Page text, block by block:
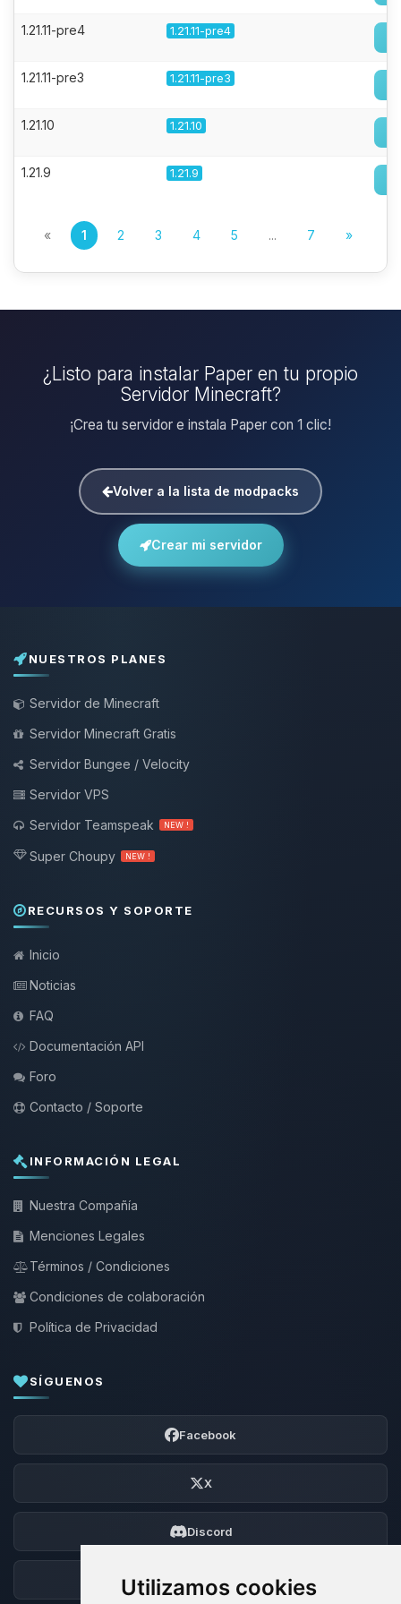
Utilizamos cookies
1.21.11-pre4 1.21.11-pre4
1.21.11-pre3 1.21.11-pre3
1.21.10 1.21.10
1.21.9 1.21.9
« 1 2 3 4 5 ... 7 »
¿Listo para instalar Paper en tu propio
Servidor Minecraft?
¡Crea tu servidor e instala Paper con 1 clic!
Volver a la lista de modpacks
Crear mi servidor
NUESTROS PLANES
Servidor de Minecraft
Servidor Minecraft Gratis
Servidor Bungee / Velocity
Servidor VPS
Servidor Teamspeak
NEW !
Super Choupy NEW !
RECURSOS Y SOPORTE
Inicio
Noticias
FAQ
Documentación API
Foro
Contacto / Soporte
INFORMACIÓN LEGAL
Nuestra Compañía
Menciones Legales
Términos / Condiciones
Condiciones de colaboración
Política de Privacidad
SÍGUENOS
Facebook
X
Discord
Foro